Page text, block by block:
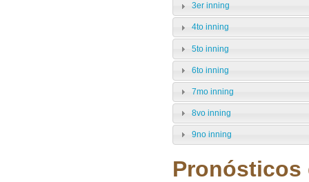
3er inning
4to inning
5to inning
6to inning
7mo inning
8vo inning
9no inning
Pronósticos